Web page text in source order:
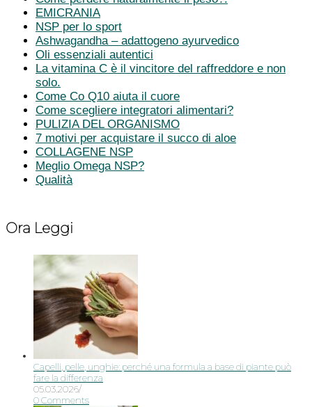
EMICRANIA
NSP per lo sport
Ashwagandha – adattogeno ayurvedico
Oli essenziali autentici
La vitamina C è il vincitore del raffreddore e non
solo.
Come Co Q10 aiuta il cuore
Come scegliere integratori alimentari?
PULIZIA DEL ORGANISMO
7 motivi per acquistare il succo di aloe
COLLAGENE NSP
Meglio Omega NSP?
Qualità
Ora Leggi
Capelli, pelle, unghie: perché una formula a base di piante può
fare la differenza
05.03.2026/
0 Comments